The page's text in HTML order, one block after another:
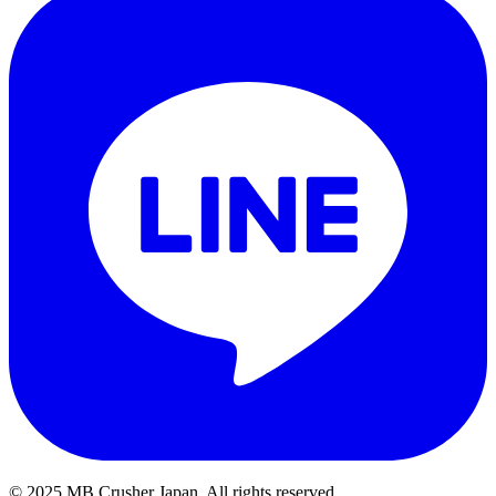
© 2025 MB Crusher Japan. All rights reserved.